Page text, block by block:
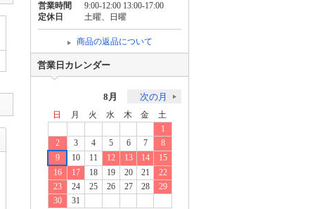
営業時間
9:00-12:00 13:00-17:00
定休日
土曜、日曜
商品の返品について
営業日カレンダー
8月 次の月
日 月 火 水 木 金
土
1
2
3 4 5 6 7
8
9
10 11 12 13 14
15
16
17 18 19 20 21
22
23
24 25 26 27 28
29
30
31